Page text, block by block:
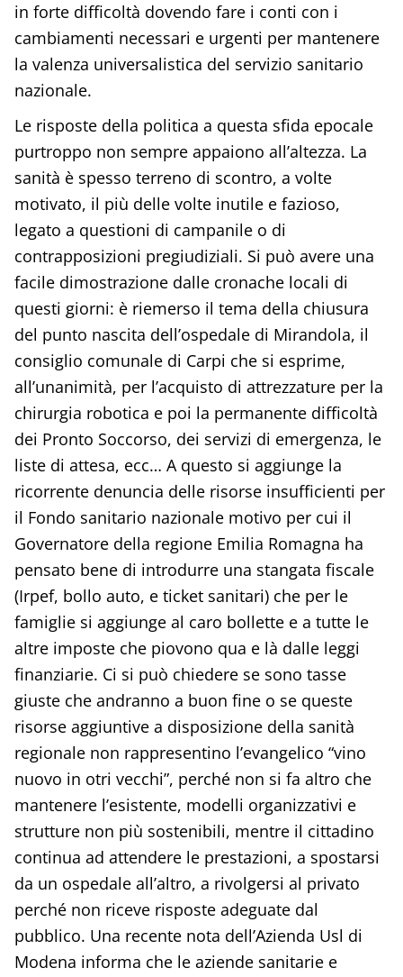
in forte difficoltà dovendo fare i conti con i
cambiamenti necessari e urgenti per mantenere
la valenza universalistica del servizio sanitario
nazionale.
Le risposte della politica a questa sfida epocale
purtroppo non sempre appaiono all’altezza. La
sanità è spesso terreno di scontro, a volte
motivato, il più delle volte inutile e fazioso,
legato a questioni di campanile o di
contrapposizioni pregiudiziali. Si può avere una
facile dimostrazione dalle cronache locali di
questi giorni: è riemerso il tema della chiusura
del punto nascita dell’ospedale di Mirandola, il
consiglio comunale di Carpi che si esprime,
all’unanimità, per l’acquisto di attrezzature per la
chirurgia robotica e poi la permanente difficoltà
dei Pronto Soccorso, dei servizi di emergenza, le
liste di attesa, ecc… A questo si aggiunge la
ricorrente denuncia delle risorse insufficienti per
il Fondo sanitario nazionale motivo per cui il
Governatore della regione Emilia Romagna ha
pensato bene di introdurre una stangata fiscale
(Irpef, bollo auto, e ticket sanitari) che per le
famiglie si aggiunge al caro bollette e a tutte le
altre imposte che piovono qua e là dalle leggi
finanziarie. Ci si può chiedere se sono tasse
giuste che andranno a buon fine o se queste
risorse aggiuntive a disposizione della sanità
regionale non rappresentino l’evangelico “vino
nuovo in otri vecchi”, perché non si fa altro che
mantenere l’esistente, modelli organizzativi e
strutture non più sostenibili, mentre il cittadino
continua ad attendere le prestazioni, a spostarsi
da un ospedale all’altro, a rivolgersi al privato
perché non riceve risposte adeguate dal
pubblico. Una recente nota dell’Azienda Usl di
Modena informa che le aziende sanitarie e